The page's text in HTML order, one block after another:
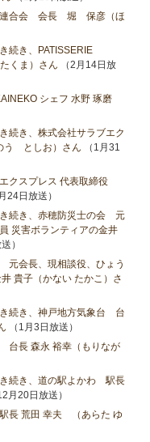
連合会 会長 堀 保彦（ほ
続き、PATISSERIE
くま）さん （2月14日放
シェフ 水野 琢磨
続き、株式会社サラブエク
う としお）さん （1月31
クスプレス 代表取締役
24日放送）
続き、赤穂防災士の会 元
災害ボランティアの金井
）
元会長、現相談役、ひょう
貴子（かない たかこ）さ
続き、神戸地方気象台 台
（1月3日放送）
台長 森永 裕幸（もりなが
続き、道の駅よかわ 駅長
月20日放送）
長 荒田 幸夫 （あらた ゆ